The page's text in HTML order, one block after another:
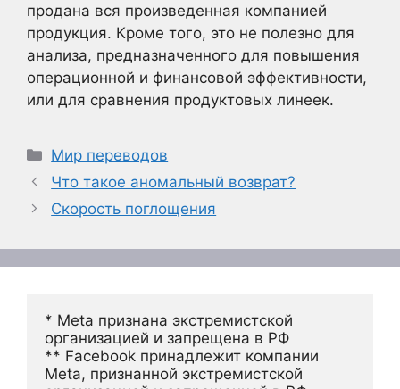
продана вся произведенная компанией
продукция. Кроме того, это не полезно для
анализа, предназначенного для повышения
операционной и финансовой эффективности,
или для сравнения продуктовых линеек.
Рубрики
Мир переводов
Что такое аномальный возврат?
Скорость поглощения
* Meta признана экстремистской
организацией и запрещена в РФ
** Facebook принадлежит компании
Meta, признанной экстремистской